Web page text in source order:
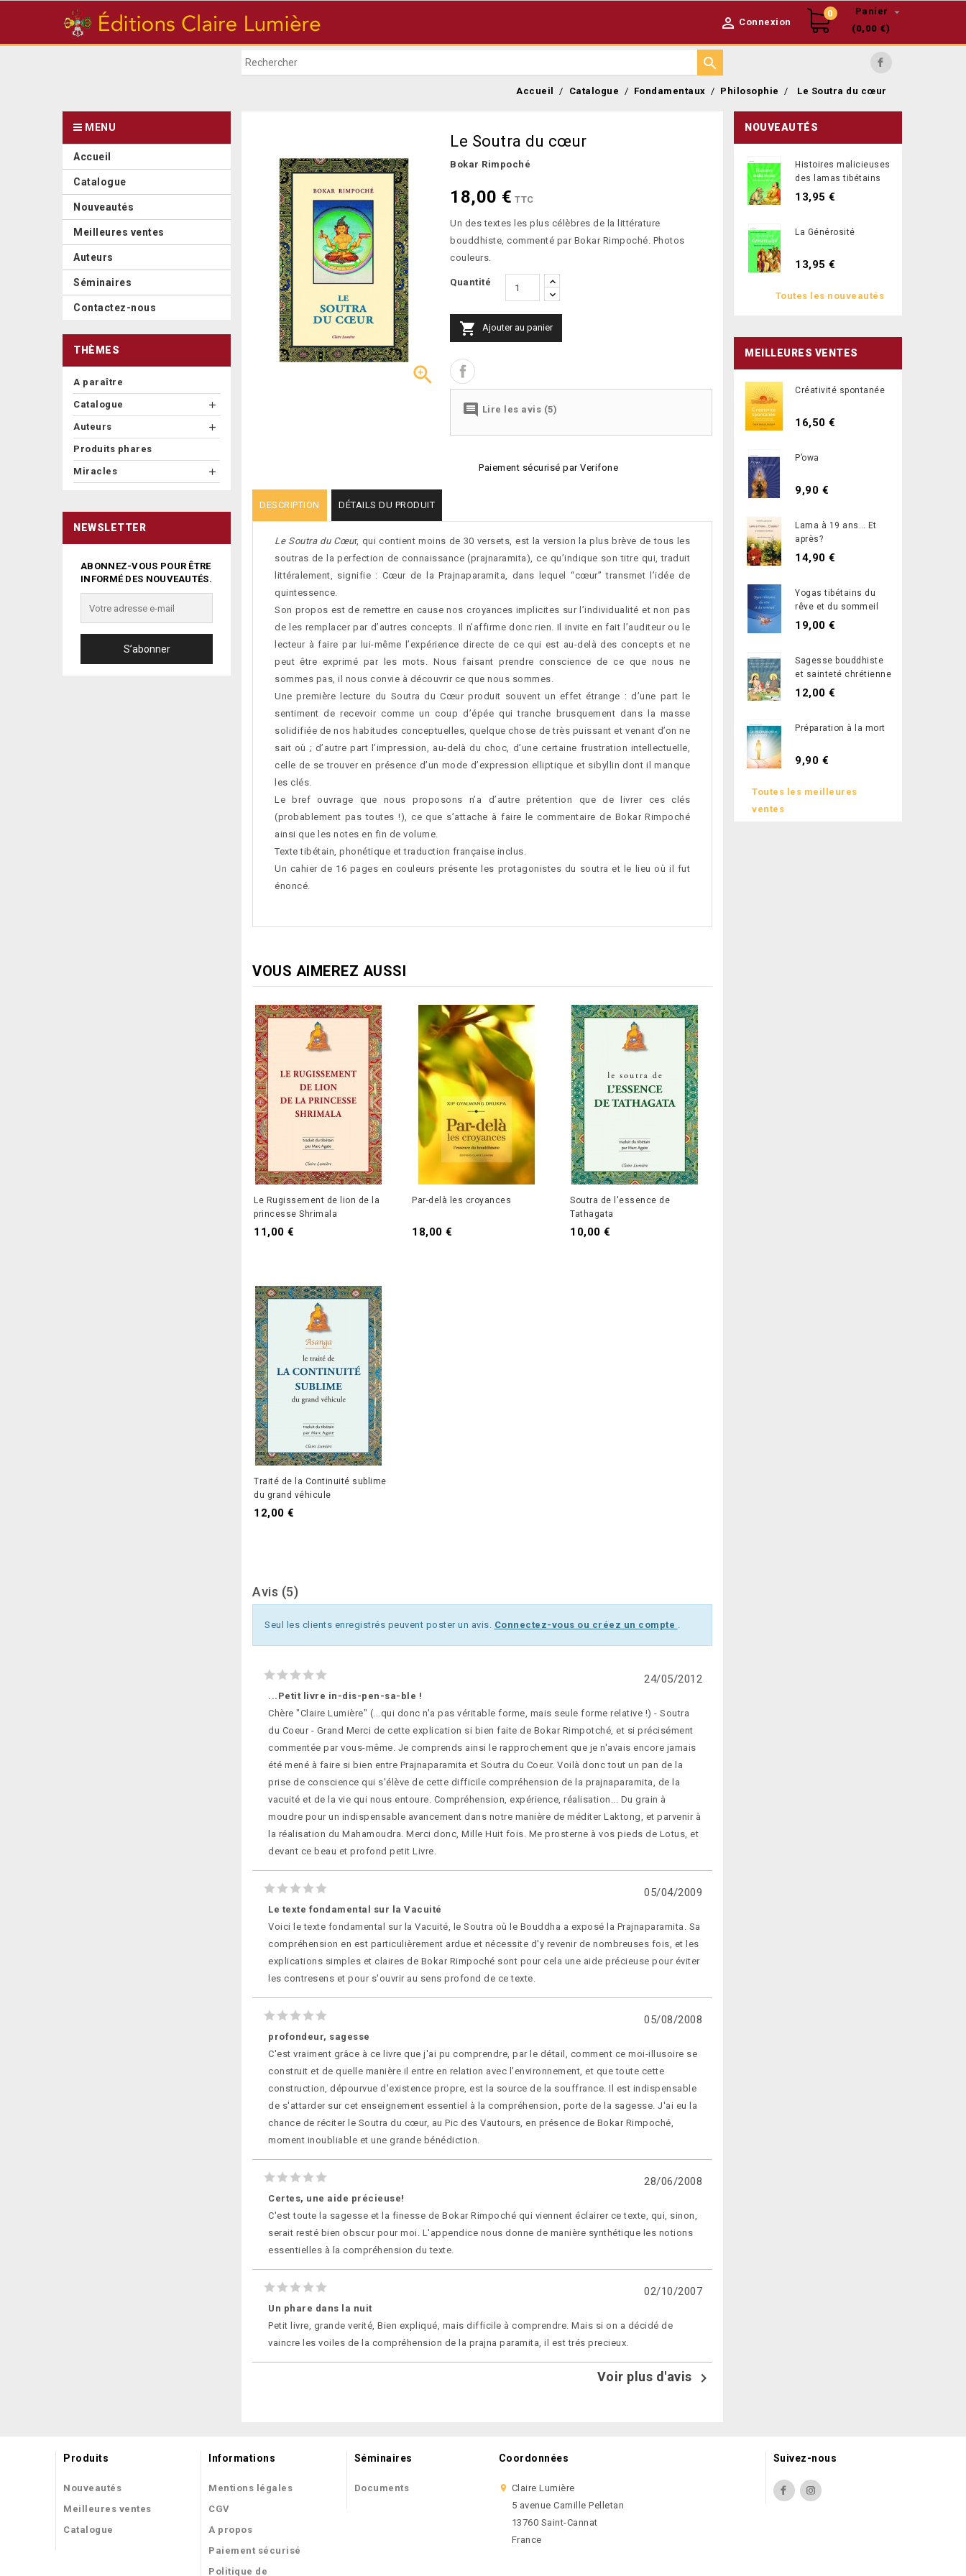
 Connexion
0 Panier 
(0,00 €)

Accueil Catalogue Fondamentaux Philosophie Le Soutra du cœur
MENU
Accueil
Catalogue
Nouveautés
Meilleures ventes
Auteurs
Séminaires
Contactez-nous
THÈMES
A paraître
Catalogue

Auteurs

Produits phares
Miracles 
NEWSLETTER
ABONNEZ-VOUS POUR ÊTRE
INFORMÉ DES NOUVEAUTÉS.

Le Soutra du cœur
Bokar Rimpoché
18,00 € TTC
Un des textes les plus célèbres de la littérature
bouddhiste, commenté par Bokar Rimpoché. Photos
couleurs.
Quantité
 Ajouter au panier
 Lire les avis (5)
Paiement sécurisé par Verifone
DESCRIPTION DÉTAILS DU PRODUIT
Le Soutra du Cœur, qui contient moins de 30 versets, est la version la plus brève de tous les
soutras de la perfection de connaissance (prajnaramita), ce qu’indique son titre qui, traduit
littéralement, signifie : Cœur de la Prajnaparamita, dans lequel “cœur” transmet l’idée de
quintessence.
Son propos est de remettre en cause nos croyances implicites sur l’individualité et non pas
de les remplacer par d’autres concepts. Il n’affirme donc rien. Il invite en fait l’auditeur ou le
lecteur à faire par lui-même l’expérience directe de ce qui est au-delà des concepts et ne
peut être exprimé par les mots. Nous faisant prendre conscience de ce que nous ne
sommes pas, il nous convie à découvrir ce que nous sommes.
Une première lecture du Soutra du Cœur produit souvent un effet étrange : d’une part le
sentiment de recevoir comme un coup d’épée qui tranche brusquement dans la masse
solidifiée de nos habitudes conceptuelles, quelque chose de très puissant et venant d’on ne
sait où ; d’autre part l’impression, au-delà du choc, d’une certaine frustration intellectuelle,
celle de se trouver en présence d’un mode d’expression elliptique et sibyllin dont il manque
les clés.
Le bref ouvrage que nous proposons n’a d’autre prétention que de livrer ces clés
(probablement pas toutes !), ce que s’attache à faire le commentaire de Bokar Rimpoché
ainsi que les notes en fin de volume.
Texte tibétain, phonétique et traduction française inclus.
Un cahier de 16 pages en couleurs présente les protagonistes du soutra et le lieu où il fut
énoncé.
VOUS AIMEREZ AUSSI
Le Rugissement de lion de la
princesse Shrimala
Prix
11,00 €
Par-delà les croyances
Prix
18,00 €
Soutra de l'essence de
Tathagata
Prix
10,00 €
Traité de la Continuité sublime
du grand véhicule
Prix
12,00 €
Avis (5)
Seul les clients enregistrés peuvent poster un avis. Connectez-vous ou créez un compte
24/05/2012
...Petit livre in-dis-pen-sa-ble !
Chère "Claire Lumière" (...qui donc n'a pas véritable forme, mais seule forme relative !) - Soutra
du Coeur - Grand Merci de cette explication si bien faite de Bokar Rimpotché, et si précisément
commentée par vous-même. Je comprends ainsi le rapprochement que je n'avais encore jamais
été mené à faire si bien entre Prajnaparamita et Soutra du Coeur. Voilà donc tout un pan de la
prise de conscience qui s'élève de cette difficile compréhension de la prajnaparamita, de la
vacuité et de la vie qui nous entoure. Compréhension, expérience, réalisation... Du grain à
moudre pour un indispensable avancement dans notre manière de méditer Laktong, et parvenir à
la réalisation du Mahamoudra. Merci donc, Mille Huit fois. Me prosterne à vos pieds de Lotus, et
devant ce beau et profond petit Livre.
05/04/2009
Le texte fondamental sur la Vacuité
Voici le texte fondamental sur la Vacuité, le Soutra où le Bouddha a exposé la Prajnaparamita. Sa
compréhension en est particulièrement ardue et nécessite d'y revenir de nombreuses fois, et les
explications simples et claires de Bokar Rimpoché sont pour cela une aide précieuse pour éviter
les contresens et pour s'ouvrir au sens profond de ce texte.
05/08/2008
profondeur, sagesse
C'est vraiment grâce à ce livre que j'ai pu comprendre, par le détail, comment ce moi-illusoire se
construit et de quelle manière il entre en relation avec l'environnement, et que toute cette
construction, dépourvue d'existence propre, est la source de la souffrance. Il est indispensable
de s'attarder sur cet enseignement essentiel à la compréhension, porte de la sagesse. J'ai eu la
chance de réciter le Soutra du cœur, au Pic des Vautours, en présence de Bokar Rimpoché,
moment inoubliable et une grande bénédiction.
28/06/2008
Certes, une aide précieuse!
C'est toute la sagesse et la finesse de Bokar Rimpoché qui viennent éclairer ce texte, qui, sinon,
serait resté bien obscur pour moi. L'appendice nous donne de manière synthétique les notions
essentielles à la compréhension du texte.
02/10/2007
Un phare dans la nuit
Petit livre, grande verité, Bien expliqué, mais difficile à comprendre. Mais si on a décidé de
vaincre les voiles de la compréhension de la prajna paramita, il est trés precieux.
Voir plus d'avis 
NOUVEAUTÉS
Histoires malicieuses
des lamas tibétains
13,95 €
La Générosité
13,95 €
Toutes les nouveautés
MEILLEURES VENTES
Créativité spontanée
16,50 €
P’owa
9,90 €
Lama à 19 ans… Et
après?
14,90 €
Yogas tibétains du
rêve et du sommeil
19,00 €
Sagesse bouddhiste
et sainteté chrétienne
12,00 €
Préparation à la mort
9,90 €
Toutes les meilleures
ventes
Produits
Nouveautés
Meilleures ventes
Catalogue
Informations
Mentions légales
CGV
A propos
Paiement sécurisé
Politique de
Séminaires
Documents
Coordonnées
 Claire Lumière
5 avenue Camille Pelletan
13760 Saint-Cannat
France
Suivez-nous
Facebook